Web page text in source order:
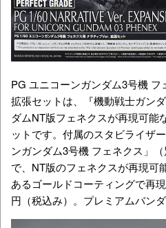
PG ユニコーンガンダム3号機 フ
拡張セットは、『機動戦士ガン
ダムNT版フェネクスが再現可能
ットです。付属のスタビライザ
ンガンダム3号機 フェネクス」
で、NT版のフェネクスが再現可
あるゴールドコーティングで再
円（税込み）。プレミアムバン